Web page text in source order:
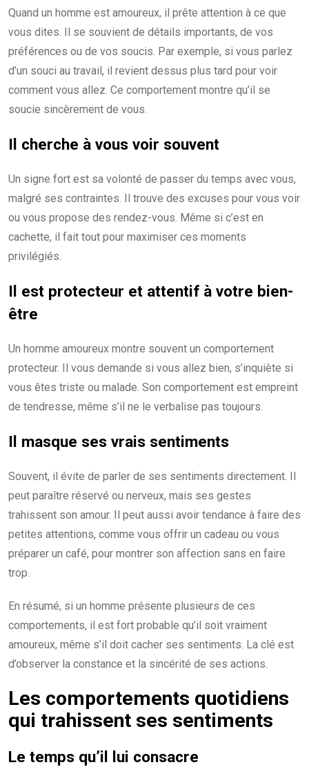
Quand un homme est amoureux, il prête attention à ce que
vous dites. Il se souvient de détails importants, de vos
préférences ou de vos soucis. Par exemple, si vous parlez
d’un souci au travail, il revient dessus plus tard pour voir
comment vous allez. Ce comportement montre qu’il se
soucie sincèrement de vous.
Il cherche à vous voir souvent
Un signe fort est sa volonté de passer du temps avec vous,
malgré ses contraintes. Il trouve des excuses pour vous voir
ou vous propose des rendez-vous. Même si c’est en
cachette, il fait tout pour maximiser ces moments
privilégiés.
Il est protecteur et attentif à votre bien-
être
Un homme amoureux montre souvent un comportement
protecteur. Il vous demande si vous allez bien, s’inquiète si
vous êtes triste ou malade. Son comportement est empreint
de tendresse, même s’il ne le verbalise pas toujours.
Il masque ses vrais sentiments
Souvent, il évite de parler de ses sentiments directement. Il
peut paraître réservé ou nerveux, mais ses gestes
trahissent son amour. Il peut aussi avoir tendance à faire des
petites attentions, comme vous offrir un cadeau ou vous
préparer un café, pour montrer son affection sans en faire
trop.
En résumé, si un homme présente plusieurs de ces
comportements, il est fort probable qu’il soit vraiment
amoureux, même s’il doit cacher ses sentiments. La clé est
d’observer la constance et la sincérité de ses actions.
Les comportements quotidiens
qui trahissent ses sentiments
Le temps qu’il lui consacre